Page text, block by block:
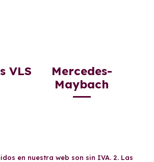
VLS
Mercedes-
Maybach
en nuestra web son sin IVA. 2. Las